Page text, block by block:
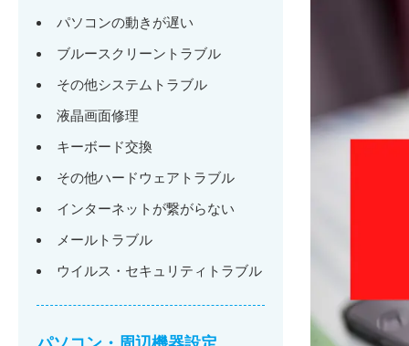
パソコンの動きが遅い
ブルースクリーントラブル
その他システムトラブル
液晶画面修理
キーボード交換
その他ハードウェアトラブル
インターネットが繋がらない
メールトラブル
ウイルス・セキュリティトラブル